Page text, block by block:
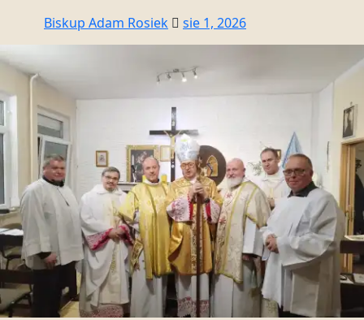
Biskup Adam Rosiek sie 1, 2026